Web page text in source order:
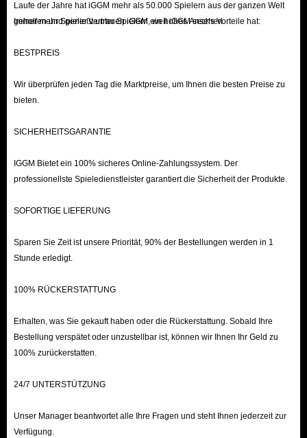
Laufe der Jahre hat iGGM mehr als 50.000 Spielern aus der ganzen Welt
geholfen und genießt unter Spielern ein hohes Ansehen.
Immer mehr Spieler vertrauen iGGM, weil iGGM sechs Vorteile hat:
BESTPREIS
Wir überprüfen jeden Tag die Marktpreise, um Ihnen die besten Preise zu
bieten.
SICHERHEITSGARANTIE
IGGM Bietet ein 100% sicheres Online-Zahlungssystem. Der
professionellste Spieledienstleister garantiert die Sicherheit der Produkte.
SOFORTIGE LIEFERUNG
Sparen Sie Zeit ist unsere Priorität, 90% der Bestellungen werden in 1
Stunde erledigt.
100% RÜCKERSTATTUNG
Erhalten, was Sie gekauft haben oder die Rückerstattung. Sobald Ihre
Bestellung verspätet oder unzustellbar ist, können wir Ihnen Ihr Geld zu
100% zurückerstatten.
24/7 UNTERSTÜTZUNG
Unser Manager beantwortet alle Ihre Fragen und steht Ihnen jederzeit zur
Verfügung.